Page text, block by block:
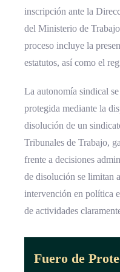
inscripción ante la
del Ministerio de
proceso incluye la
estatutos, así como el
La autonomía sindical
protegida mediante la
disolución de un
Tribunales de Trabajo,
frente a decisiones
de disolución se limitan
intervención en política
de actividades
Fuero de